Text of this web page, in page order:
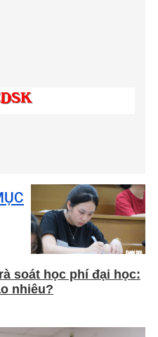
soát học phí đại học:
nhiêu?